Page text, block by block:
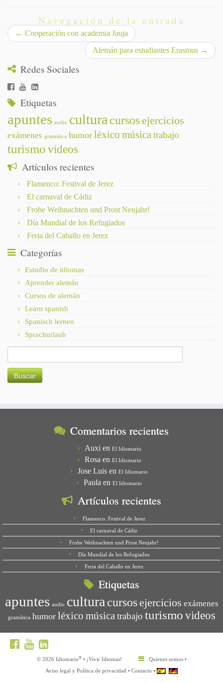
Navegación de la entrada
← Cooperación con academia Jauja
Alemán para estudiantes Erasmus →
Redes Sociales
Etiquetas
apuntes audio cultura cursos ejercicios
exámenes gramática humor léxico músicatrabajo
turismo videos
Artículos recientes
Flamenco: Festival de Jerez
El carnaval de Cádiz
Frohe Weihnachten und Prost Neujahr!
Día Mundial de los Refugiados
Feria del Caballo en Jerez
Categorías
Estudio de idiomas
Aprender alemán
Cursos de alemán
Learn spanish
Spanisch lernen
Sprachurlaub
Comentarios recientes
Auxi en El Idiomario
Rosa en El Idiomario
Jose Luis en El Idiomario
Paula en El Idiomario
Artículos recientes
Flamenco: Festival de Jerez
El carnaval de Cádiz
Frohe Weihnachten und Prost Neujahr!
Día Mundial de los Refugiados
Feria del Caballo en Jerez
Etiquetas
apuntes audio cultura cursos ejercicios exámenes
gramática humor léxico música trabajo turismo videos
© 2026 Idiomario®• ¡Vivir Idiomas! Quienes somos•
Aviso legal y Política de privacidad • Contacto •